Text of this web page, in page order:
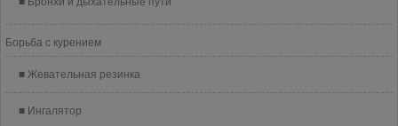
Борьба с курением
Жевательная резинка
Ингалятор